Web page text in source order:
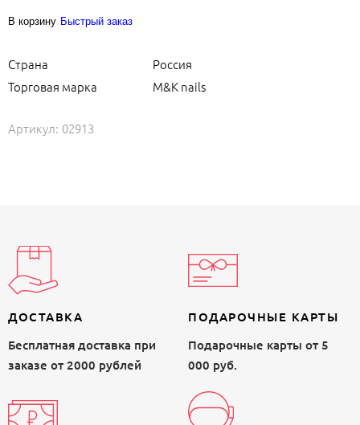
В корзину Быстрый заказ
Страна
Россия
Торговая марка
M&K nails
Артикул: 02913
ДОСТАВКА
Бесплатная доставка при
заказе от 2000 рублей
ПОДАРОЧНЫЕ КАРТЫ
Подарочные карты от 5
000 руб.